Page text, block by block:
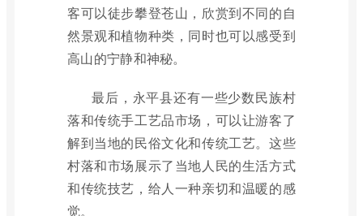
客可以徒步攀登苍山，欣赏到不同的自
然景观和植物种类，同时也可以感受到
高山的宁静和神秘。
最后，永平县还有一些少数民族村
落和传统手工艺品市场，可以让游客了
解到当地的民俗文化和传统工艺。这些
村落和市场展示了当地人民的生活方式
和传统技艺，给人一种亲切和温暖的感
觉。